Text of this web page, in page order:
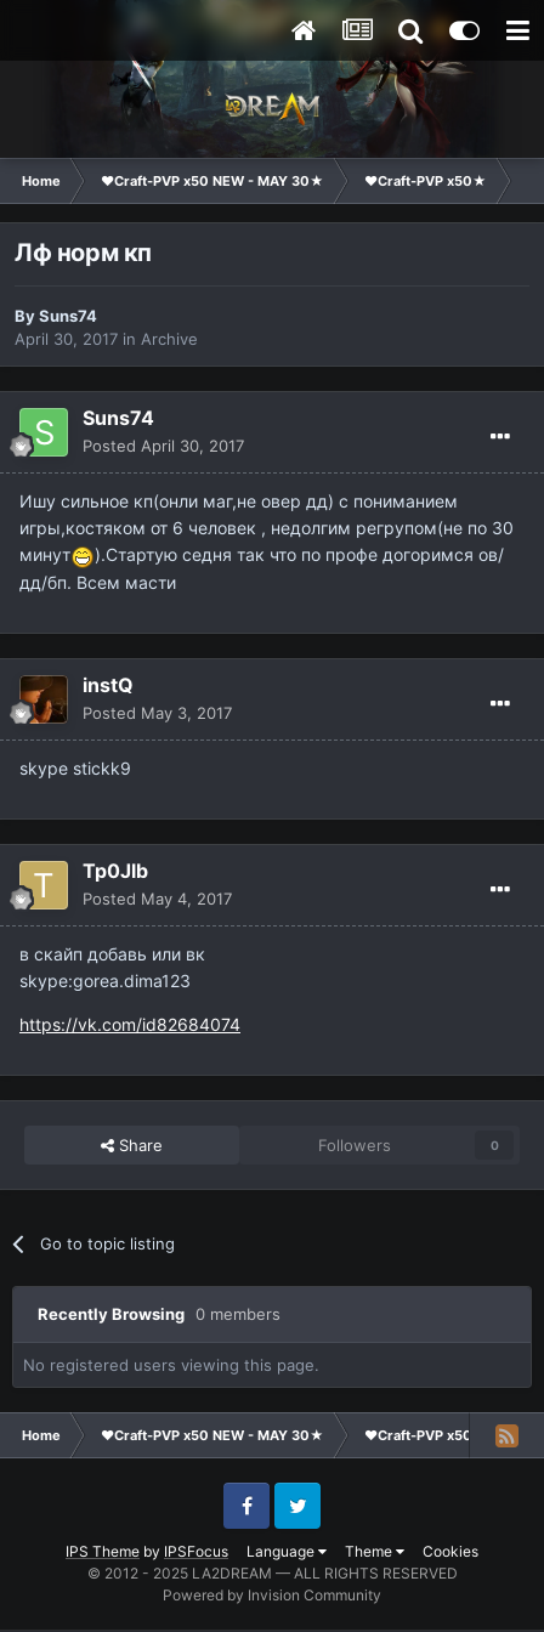
Home ❤Craft-PVP x50 NEW - MAY 30★ ❤Craft-PVP x50★
Лф норм кп
BySuns74
April 30, 2017 in Archive
Suns74
Posted April 30, 2017
Ишу сильное кп(онли маг,не овер дд) с пониманием
игры,костяком от 6 человек , недолгим регрупом(не по 30
минут
).Стартую седня так что по профе догоримся ов/
дд/бп. Всем масти
instQ
Posted May 3, 2017
skype stickk9
Tp0Jlb
Posted May 4, 2017
в скайп добавь или вк
skype:gorea.dima123
https://vk.com/id82684074
Share Followers 0
Go to topic listing
Recently Browsing 0 members
No registered users viewing this page.
Home ❤Craft-PVP x50 NEW - MAY 30★ ❤Craft-PVP x50★
IPS Theme by IPSFocus Language Theme Cookies
FacebookTwitter
© 2012 - 2025 LA2DREAM — ALL RIGHTS RESERVED
Powered by Invision Community